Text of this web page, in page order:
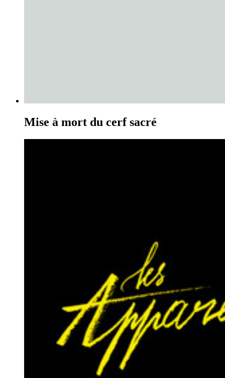
Mise à mort du cerf sacré